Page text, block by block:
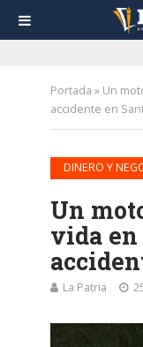
Portada » Un
accidente en
DINERO Y
Un
vida
La Patria